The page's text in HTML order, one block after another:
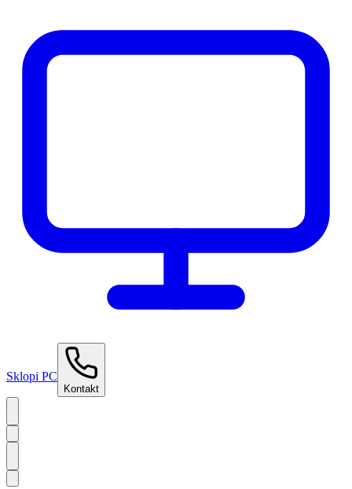
Sklopi PC
Kontakt